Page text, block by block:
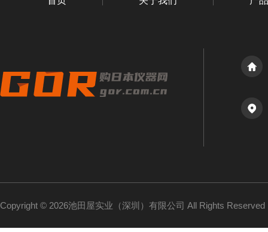
Copyright © 2026池田屋实业（深圳）有限公司 All Rights